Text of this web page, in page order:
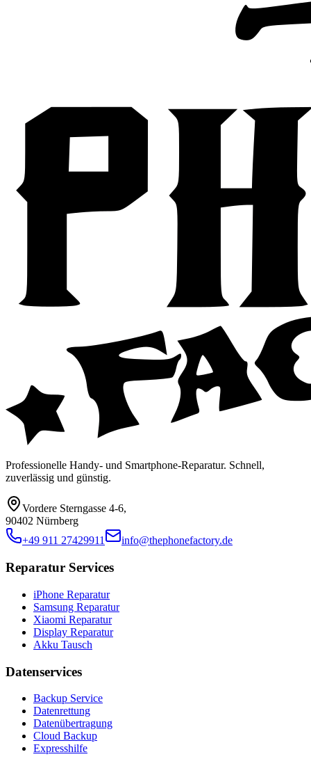
Professionelle Handy- und Smartphone-Reparatur. Schnell,
zuverlässig und günstig.
Vordere Sterngasse 4-6,
90402 Nürnberg
+49 911 27429911
info@thephonefactory.de
Reparatur Services
iPhone Reparatur
Samsung Reparatur
Xiaomi Reparatur
Display Reparatur
Akku Tausch
Datenservices
Backup Service
Datenrettung
Datenübertragung
Cloud Backup
Expresshilfe